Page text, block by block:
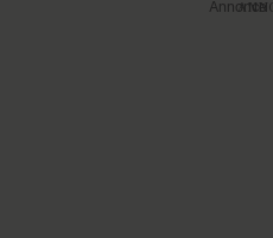
Annonce